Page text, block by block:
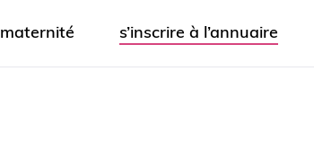
maternité s’inscrire à l’annuaire